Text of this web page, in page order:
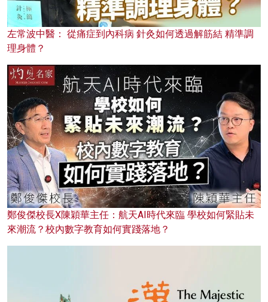
左常波中醫： 從痛症到內科病 針灸如何透過解筋結 精準調
理身體？
鄭俊傑校長X陳穎華主任：航天AI時代來臨 學校如何緊貼未
來潮流？校內數字教育如何實踐落地？